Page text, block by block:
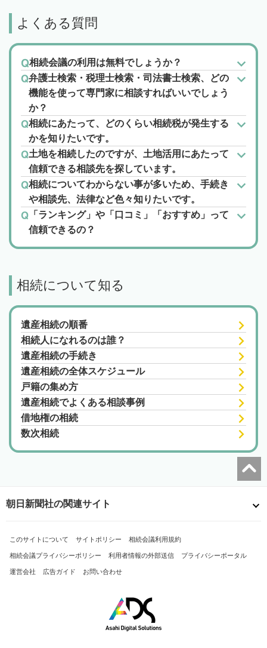
よくある質問
相続会議の利用は無料でしょうか？
弁護士検索・税理士検索・司法書士検索、どの
機能を使って専門家に相談すればいいでしょう
か？
相続にあたって、どのくらい相続税が発生する
かを知りたいです。
土地を相続したのですが、土地活用にあたって
信頼できる相談先を探しています。
相続についてわからない事が多いため、手続き
や相談先、法律など色々知りたいです。
「ランキング」や「口コミ」「おすすめ」って
信頼できるの？
相続について知る
遺産相続の順番
相続人になれるのは誰？
遺産相続の手続き
遺産相続の全体スケジュール
戸籍の集め方
遺産相続でよくある相談事例
借地権の相続
数次相続
朝日新聞社の関連サイト
このサイトについて サイトポリシー 相続会議利用規約
相続会議プライバシーポリシー 利用者情報の外部送信 プライバシーポータル
運営会社 広告ガイド お問い合わせ